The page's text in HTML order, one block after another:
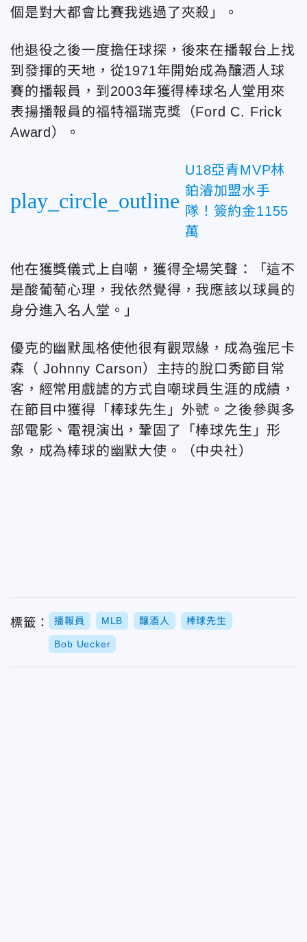
個是對大都會比賽我逃過了夾殺」。
他退役之後一度擔任球探，後來在播報台上找
到發揮的天地，從1971年開始成為釀酒人球
賽的播報員，到2003年獲得棒球名人堂用來
表揚播報員的福特福瑞克獎（Ford C. Frick
Award）。
play_circle_outline
U18亞青MVP林
鉑濬加盟水手
隊！簽約金1155
萬
他在獲獎儀式上自嘲，獲得全場笑聲：「這不
是酸葡萄心理，我依然覺得，我應該以球員的
身分進入名人堂。」
優克的幽默風格使他很有觀眾緣，成為強尼卡
森（ Johnny Carson）主持的脫口秀節目常
客，經常用戲謔的方式自嘲球員生涯的成績，
在節目中獲得「棒球先生」外號。之後參與多
部電影、電視演出，鞏固了「棒球先生」形
象，成為棒球的幽默大使。（中央社）
標籤： 播報員 MLB 釀酒人 棒球先生
Bob Uecker